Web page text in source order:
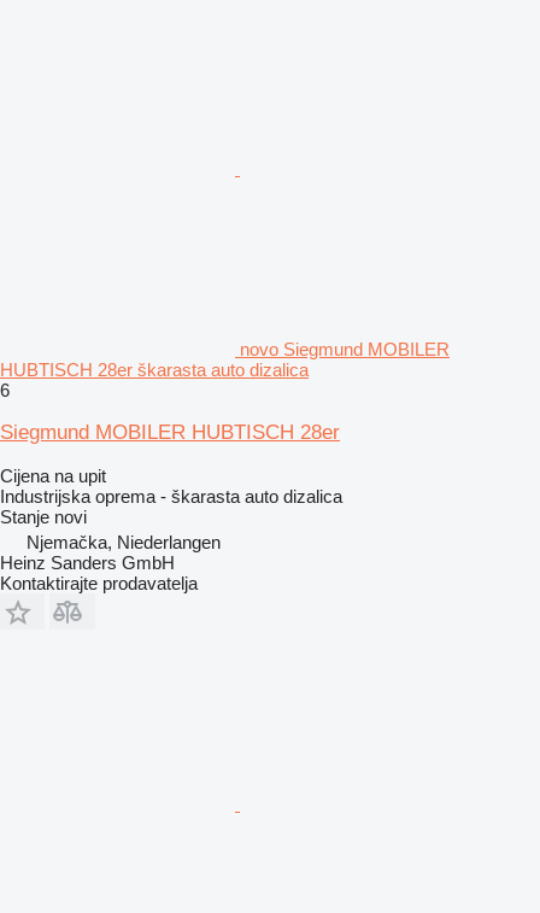
novo Siegmund MOBILER
HUBTISCH 28er škarasta auto dizalica
6
Siegmund MOBILER HUBTISCH 28er
Cijena na upit
Industrijska oprema - škarasta auto dizalica
Stanje novi
Njemačka, Niederlangen
Heinz Sanders GmbH
Kontaktirajte prodavatelja